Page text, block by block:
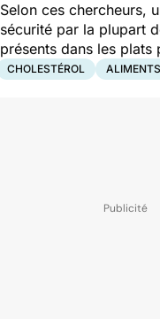
Selon ces chercheurs,
sécurité par la plupart
présents dans les plats
CHOLESTÉROL ALIMENTS